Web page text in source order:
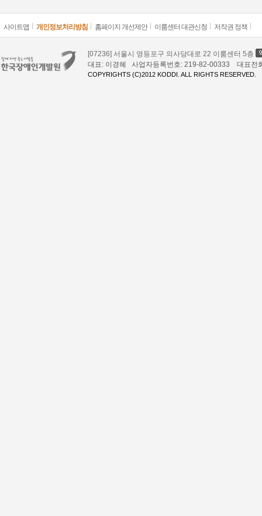
사이트맵 개인정보처리방침 홈페이지 개선제안 이룸센터 대관신청 저작권 정책
[07236] 서울시 영등포구 의사당대로 22 이룸센터 5층
대표: 이경혜 사업자등록번호: 219-82-00333 대표
COPYRIGHTS (C)2012 KODDI. ALL RIGHTS RESERVED.